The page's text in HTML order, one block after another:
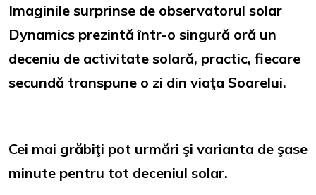
Imaginile surprinse de observatorul solar
Dynamics prezintă într-o singură oră un
deceniu de activitate solară, practic, fiecare
secundă transpune o zi din viaţa Soarelui.
Cei mai grăbiţi pot urmări şi varianta de şase
minute pentru tot deceniul solar.